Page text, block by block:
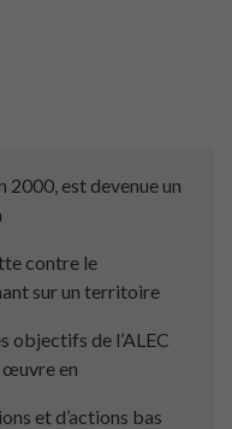
2000, est devenue un
contre le
sur un territoire
objectifs de l’ALEC
œuvre en
et d’actions bas